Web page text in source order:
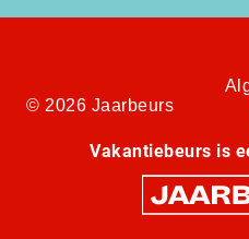
© 2026 Jaarbeurs
Vakantiebeurs is